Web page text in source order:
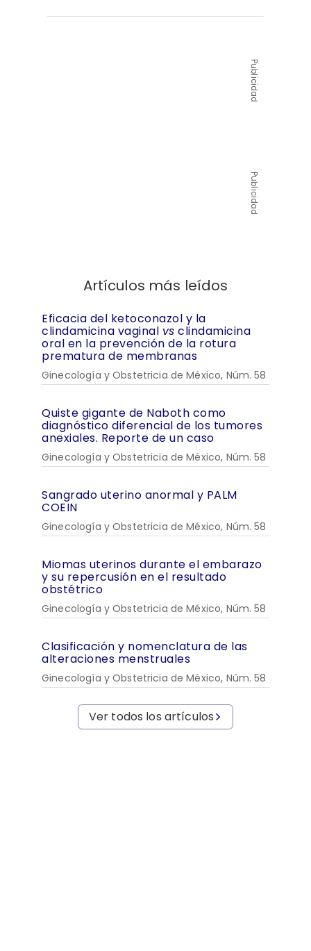
Publicidad
Publicidad
Artículos más leídos
Eficacia del ketoconazol y la
clindamicina vaginal vs clindamicina
oral en la prevención de la rotura
prematura de membranas
Ginecología y Obstetricia de México, Núm. 58
Quiste gigante de Naboth como
diagnóstico diferencial de los tumores
anexiales. Reporte de un caso
Ginecología y Obstetricia de México, Núm. 58
Sangrado uterino anormal y PALM
COEIN
Ginecología y Obstetricia de México, Núm. 58
Miomas uterinos durante el embarazo
y su repercusión en el resultado
obstétrico
Ginecología y Obstetricia de México, Núm. 58
Clasificación y nomenclatura de las
alteraciones menstruales
Ginecología y Obstetricia de México, Núm. 58
Ver todos los artículos